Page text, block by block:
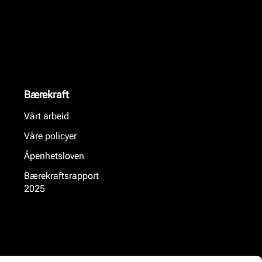
Bærekraft
Vårt arbeid
Våre policyer
Åpenhetsloven
Bærekraftsrapport
2025